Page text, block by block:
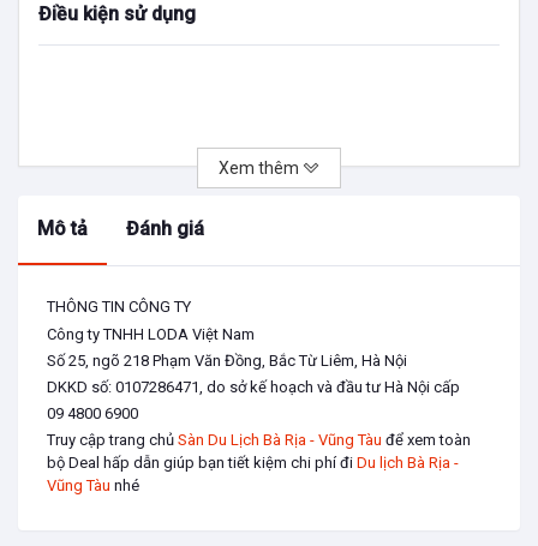
Điều kiện sử dụng
Xem thêm
Mô tả Đánh giá
THÔNG TIN CÔNG TY
Công ty TNHH LODA Việt Nam
Số 25, ngõ 218 Phạm Văn Đồng, Bắc Từ Liêm, Hà Nội
DKKD số: 0107286471, do sở kế hoạch và đầu tư Hà Nội cấp
09 4800 6900
Truy cập trang chủ Sàn Du Lịch Bà Rịa - Vũng Tàu để xem toàn
bộ Deal hấp dẫn giúp bạn tiết kiệm chi phí đi Du lịch Bà Rịa -
Vũng Tàu nhé